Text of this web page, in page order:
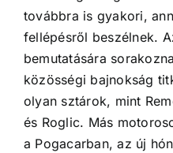
továbbra is gyakori,
fellépésről beszélnek.
bemutatására
közösségi bajnokság
olyan sztárok, mint
és Roglic. Más
a Pogacarban, az új